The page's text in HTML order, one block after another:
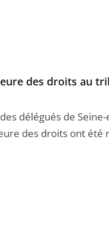
des droits au
délégués de
des droits ont été